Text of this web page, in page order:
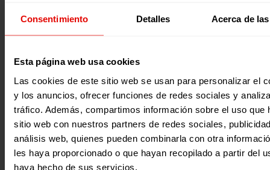
Consentimiento Detalles Acerca de
Esta página web usa cookies
Las cookies de este sitio web se usan para personalizar el
y los anuncios, ofrecer funciones de redes sociales y
tráfico. Además, compartimos información sobre el uso que
sitio web con nuestros partners de redes sociales,
análisis web, quienes pueden combinarla con otra
les haya proporcionado o que hayan recopilado a partir del
haya hecho de sus servicios.
|
RSC
ENTRECULTURAS PROMUEVE LA RSC EN ESPAÑA Y EUROPA,
JUNTA DIRECTIVA DEL OBSERVATORIO DE RSC
Entreculturas forma parte de la Junta Directiva del
de Responsabilidad Social Corporativa (RSC) desde el año
una plataforma…